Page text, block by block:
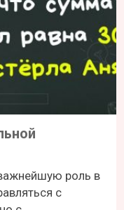
роль в
с